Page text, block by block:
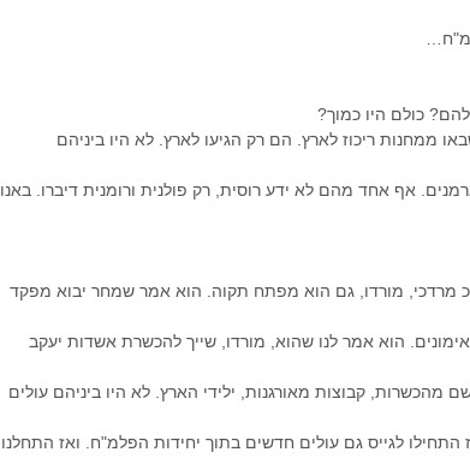
כולם היו כמוך?
ממחנות ריכוז לארץ. הם רק הגיעו לארץ. לא היו ביניהם
אף אחד מהם לא ידע רוסית, רק פולנית ורומנית דיברו. באנו
מרדכי, מורדו, גם הוא מפתח תקוה. הוא אמר שמחר יבוא מפקד
הוא אמר לנו שהוא, מורדו, שייך להכשרת אשדות יעקב
מהכשרות, קבוצות מאורגנות, ילידי הארץ. לא היו ביניהם עולים
התחילו לגייס גם עולים חדשים בתוך יחידות הפלמ"ח. ואז התחלנו